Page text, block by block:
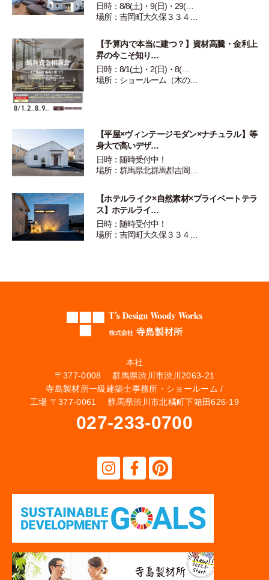
日時：8/8(土)・9(日)・29(…
場所：吉岡町大久保３３４…
【予算内で本当に建つ？】資材高騰・金利上
昇の今こそ知り…
日時：8/1(土)・2(日)・8(…
場所：ショールーム（木の…
【平屋×ヴィンテージモダン×ナチュラル】等
身大で高いデザ…
日時：随時受付中！
場所：群馬県北群馬郡吉岡…
【ホテルライク×自然素材×プライベートテラ
ス】ホテルライ…
日時：随時受付中！
場所：吉岡町大久保３３４…
本社
〒377-0008 群馬県渋川市渋川2063-21
寺島製材所一級建築士事務所・ショールーム /
工場 〒377-0061 群馬県渋川市北橘町下箱田626-19
027-233-0700